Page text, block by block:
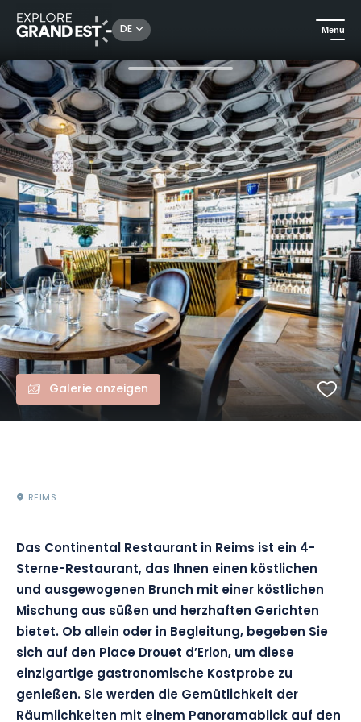
DE Menu
Sehenswertes in der Region Grand Est Gourmet-Brunch in Reims
Galerie anzeigen
REIMS
Das Continental Restaurant in Reims ist ein 4-
Sterne-Restaurant, das Ihnen einen köstlichen
und ausgewogenen Brunch mit einer köstlichen
Mischung aus süßen und herzhaften Gerichten
bietet. Ob allein oder in Begleitung, begeben Sie
sich auf den Place Drouet d’Erlon, um diese
einzigartige gastronomische Kostprobe zu
genießen. Sie werden die Gemütlichkeit der
Räumlichkeiten mit einem Panoramablick auf den